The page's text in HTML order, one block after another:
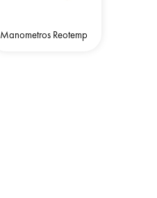
Manometros Reotemp